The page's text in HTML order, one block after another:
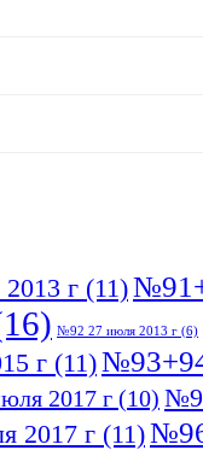
г (11)
№92 27 июля 2013 г (6)
г (11)
2017 г (10)
2017 г (11)